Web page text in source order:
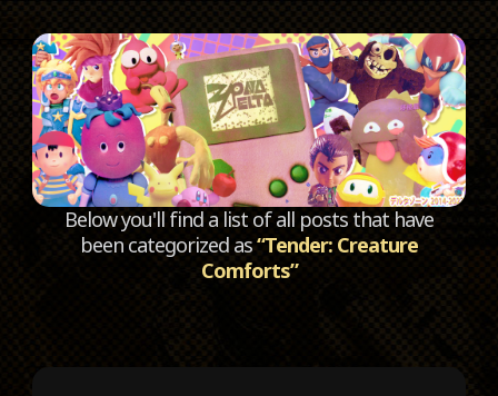
Below you'll find a list of all posts that have
been categorized as“Tender: Creature
Comforts”